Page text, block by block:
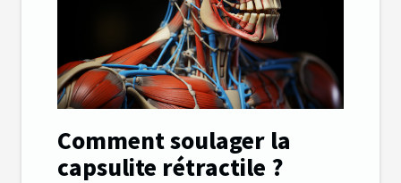
Comment soulager la
capsulite rétractile ?